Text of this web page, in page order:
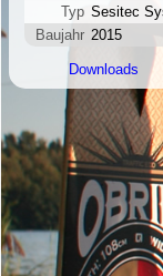
Typ Sesitec
Baujahr 2015
Downloads